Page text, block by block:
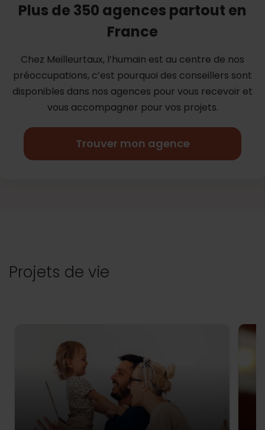
Plus de 350 agences partout en
France
Chez Meilleurtaux, l’humain est au centre de nos
préoccupations, c’est pourquoi des conseillers sont
disponibles dans nos agences pour vous recevoir et
vous accompagner pour vos projets.
Trouver mon agence
Projets de vie